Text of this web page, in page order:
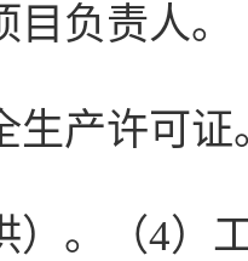
目负责人
生产许可
）。（4）